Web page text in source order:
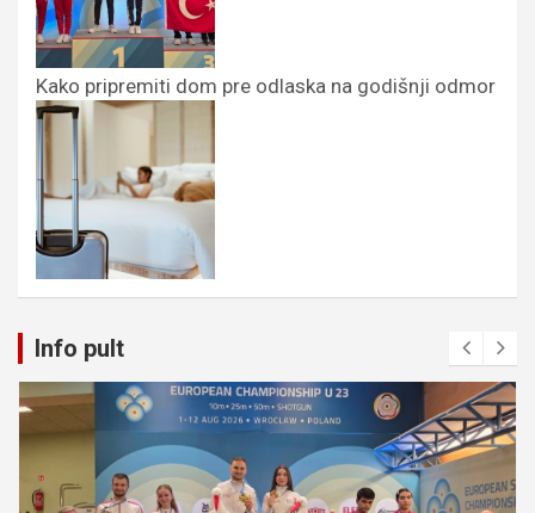
Kako pripremiti dom pre odlaska na godišnji odmor
Info pult